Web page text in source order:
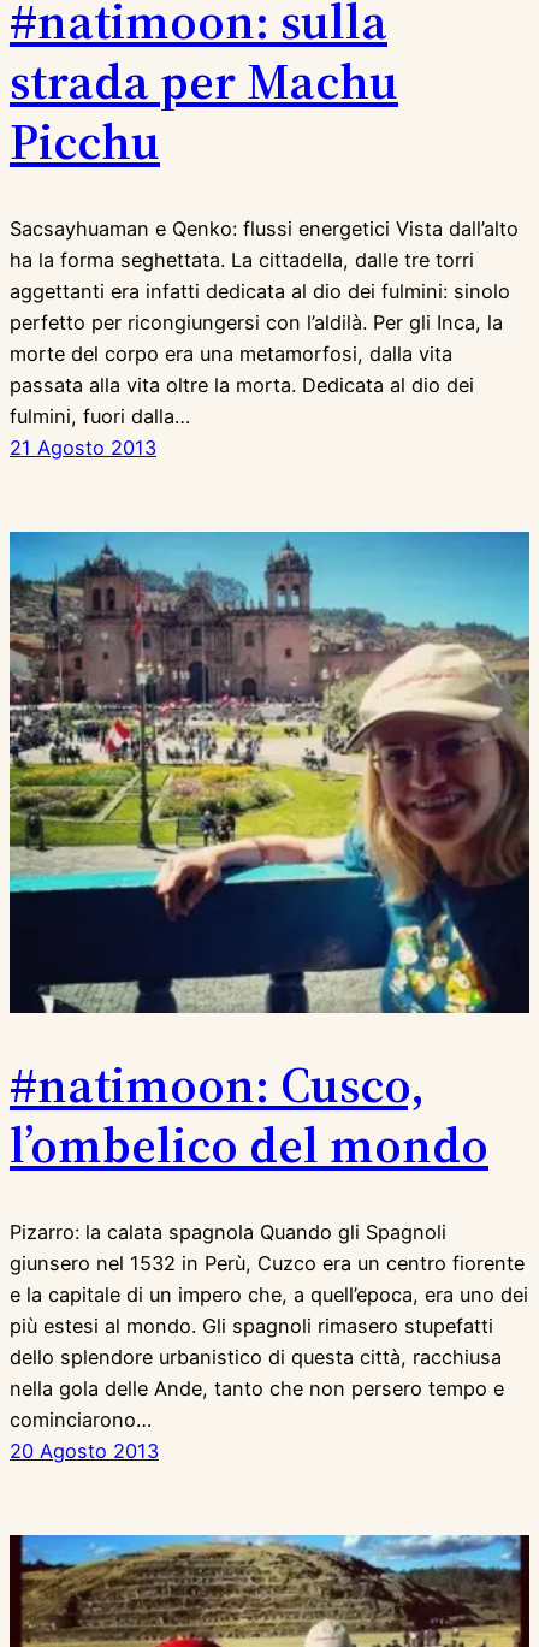
#natimoon: sulla
strada per Machu
Picchu
Sacsayhuaman e Qenko: flussi energetici Vista dall’alto
ha la forma seghettata. La cittadella, dalle tre torri
aggettanti era infatti dedicata al dio dei fulmini: sinolo
perfetto per ricongiungersi con l’aldilà. Per gli Inca, la
morte del corpo era una metamorfosi, dalla vita
passata alla vita oltre la morta. Dedicata al dio dei
fulmini, fuori dalla…
21 Agosto 2013
#natimoon: Cusco,
l’ombelico del mondo
Pizarro: la calata spagnola Quando gli Spagnoli
giunsero nel 1532 in Perù, Cuzco era un centro fiorente
e la capitale di un impero che, a quell’epoca, era uno dei
più estesi al mondo. Gli spagnoli rimasero stupefatti
dello splendore urbanistico di questa città, racchiusa
nella gola delle Ande, tanto che non persero tempo e
cominciarono…
20 Agosto 2013